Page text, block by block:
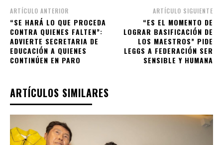
ARTÍCULO ANTERIOR
“SE HARÁ LO QUE PROCEDA
CONTRA QUIENES FALTEN”:
ADVIERTE SECRETARIA DE
EDUCACIÓN A QUIENES
CONTINÚEN EN PARO
ARTÍCULO SIGUIENTE
“ES EL MOMENTO DE
LOGRAR BASIFICACIÓN DE
LOS MAESTROS” PIDE
LEGGS A FEDERACIÓN SER
SENSIBLE Y HUMANA
ARTÍCULOS SIMILARES